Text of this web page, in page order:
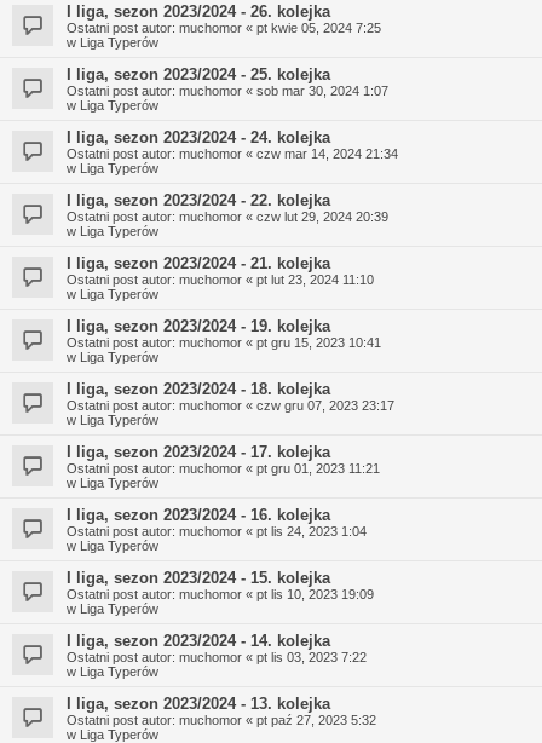
I liga, sezon 2023/2024 - 26. kolejka
Ostatni post autor: muchomor « pt kwie 05, 2024 7:25
w Liga Typerów
I liga, sezon 2023/2024 - 25. kolejka
Ostatni post autor: muchomor « sob mar 30, 2024 1:07
w Liga Typerów
I liga, sezon 2023/2024 - 24. kolejka
Ostatni post autor: muchomor « czw mar 14, 2024 21:34
w Liga Typerów
I liga, sezon 2023/2024 - 22. kolejka
Ostatni post autor: muchomor « czw lut 29, 2024 20:39
w Liga Typerów
I liga, sezon 2023/2024 - 21. kolejka
Ostatni post autor: muchomor « pt lut 23, 2024 11:10
w Liga Typerów
I liga, sezon 2023/2024 - 19. kolejka
Ostatni post autor: muchomor « pt gru 15, 2023 10:41
w Liga Typerów
I liga, sezon 2023/2024 - 18. kolejka
Ostatni post autor: muchomor « czw gru 07, 2023 23:17
w Liga Typerów
I liga, sezon 2023/2024 - 17. kolejka
Ostatni post autor: muchomor « pt gru 01, 2023 11:21
w Liga Typerów
I liga, sezon 2023/2024 - 16. kolejka
Ostatni post autor: muchomor « pt lis 24, 2023 1:04
w Liga Typerów
I liga, sezon 2023/2024 - 15. kolejka
Ostatni post autor: muchomor « pt lis 10, 2023 19:09
w Liga Typerów
I liga, sezon 2023/2024 - 14. kolejka
Ostatni post autor: muchomor « pt lis 03, 2023 7:22
w Liga Typerów
I liga, sezon 2023/2024 - 13. kolejka
Ostatni post autor: muchomor « pt paź 27, 2023 5:32
w Liga Typerów